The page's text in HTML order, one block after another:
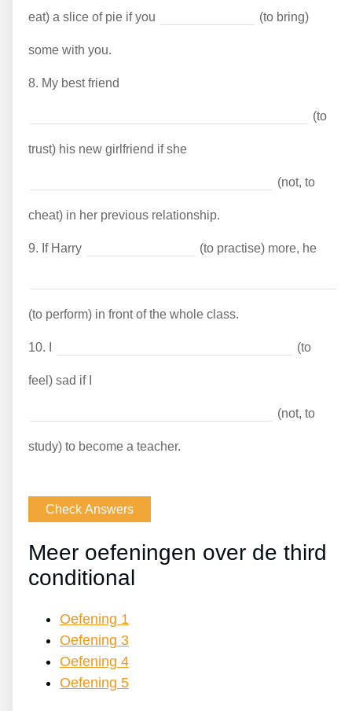
eat) a slice of pie if you (to bring)
some with you.
8. My best friend
(to
trust) his new girlfriend if she
(not, to
cheat) in her previous relationship.
9. If Harry (to practise) more, he
(to perform) in front of the whole class.
10. (to
feel) sad if I
(not, to
study) to become a teacher.
Meer oefeningen over de third
conditional
Oefening 1
Oefening 3
Oefening 4
Oefening 5